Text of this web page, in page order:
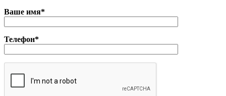
Ваше имя*
Телефон*